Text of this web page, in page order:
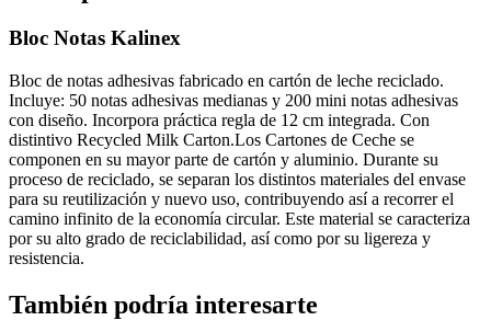
Bloc Notas Kalinex
Bloc de notas adhesivas fabricado en cartón de leche reciclado.
Incluye: 50 notas adhesivas medianas y 200 mini notas adhesivas
con diseño. Incorpora práctica regla de 12 cm integrada. Con
distintivo Recycled Milk Carton.Los Cartones de Ceche se
componen en su mayor parte de cartón y aluminio. Durante su
proceso de reciclado, se separan los distintos materiales del envase
para su reutilización y nuevo uso, contribuyendo así a recorrer el
camino infinito de la economía circular. Este material se caracteriza
por su alto grado de reciclabilidad, así como por su ligereza y
resistencia.
También podría interesarte